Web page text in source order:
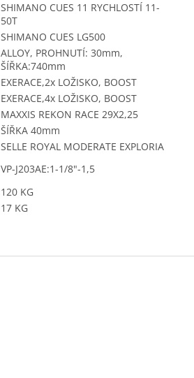
SHIMANO CUES 11 RYCHLOSTÍ 11-
50T
SHIMANO CUES LG500
ALLOY, PROHNUTÍ: 30mm,
ŠÍŘKA:740mm
EXERACE,2x LOŽISKO, BOOST
EXERACE,4x LOŽISKO, BOOST
MAXXIS REKON RACE 29X2,25
ŠÍŘKA 40mm
SELLE ROYAL MODERATE EXPLORIA
VP-J203AE:1-1/8"-1,5
120 KG
17 KG